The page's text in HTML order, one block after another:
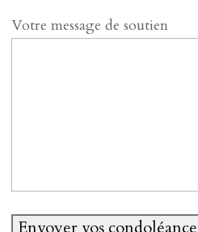
Votre message de soutien